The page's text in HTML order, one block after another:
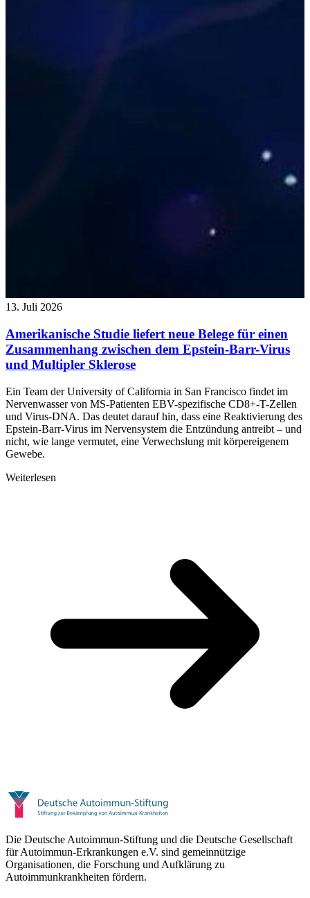
13. Juli 2026
Amerikanische Studie liefert neue Belege für einen
Zusammenhang zwischen dem Epstein-Barr-Virus
und Multipler Sklerose
Ein Team der University of California in San Francisco findet im
Nervenwasser von MS-Patienten EBV-spezifische CD8+-T-Zellen
und Virus-DNA. Das deutet darauf hin, dass eine Reaktivierung des
Epstein-Barr-Virus im Nervensystem die Entzündung antreibt – und
nicht, wie lange vermutet, eine Verwechslung mit körpereigenem
Gewebe.
Weiterlesen
Die Deutsche Autoimmun-Stiftung und die Deutsche Gesellschaft
für Autoimmun-Erkrankungen e.V. sind gemeinnützige
Organisationen, die Forschung und Aufklärung zu
Autoimmunkrankheiten fördern.